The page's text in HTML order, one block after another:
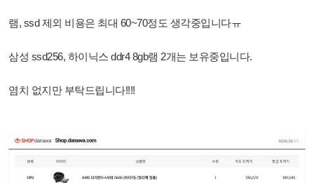
램, ssd 제외 비용은 최대 60~70정도 생각중입니다ㅠ
삼성 ssd256, 하이닉스 ddr4 8gb램 2개는 보유중입니다.
염치 없지만 부탁드립니다!!!!